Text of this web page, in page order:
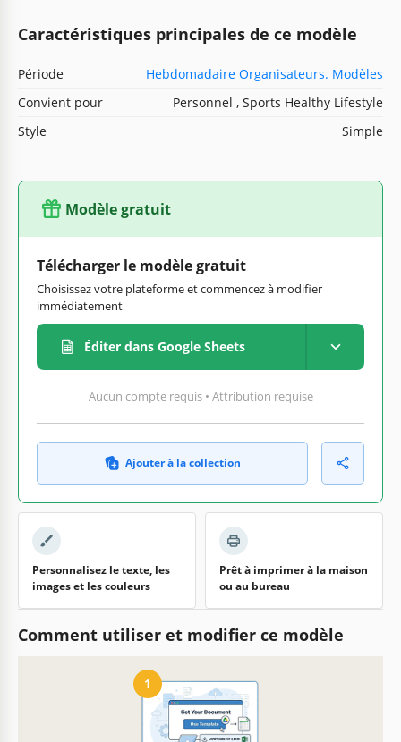
Caractéristiques principales de ce modèle
Période
Hebdomadaire Organisateurs. Modèles
Convient pour
Personnel , Sports Healthy Lifestyle
Style
Simple
Modèle gratuit
Télécharger le modèle gratuit
Choisissez votre plateforme et commencez à modifier
immédiatement
Éditer dans Google Sheets
Aucun compte requis • Attribution requise
Ajouter à la collection
Personnalisez le texte, les
images et les couleurs
Prêt à imprimer à la maison
ou au bureau
Comment utiliser et modifier ce modèle
1